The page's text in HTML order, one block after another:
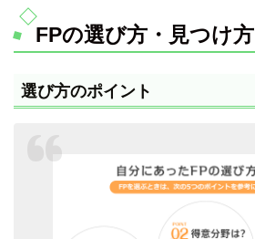
FPの選び方・見つけ方
選び方のポイント